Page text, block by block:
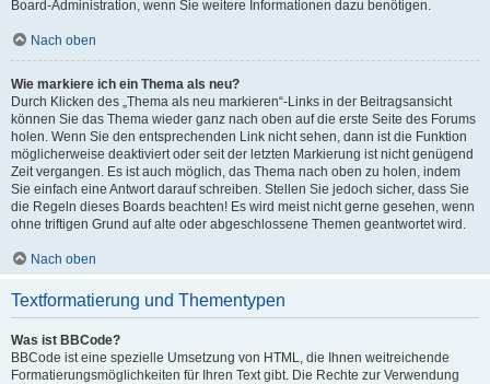
Board-Administration, wenn Sie weitere Informationen dazu benötigen.
Nach oben
Wie markiere ich ein Thema als neu?
Durch Klicken des „Thema als neu markieren“-Links in der Beitragsansicht
können Sie das Thema wieder ganz nach oben auf die erste Seite des Forums
holen. Wenn Sie den entsprechenden Link nicht sehen, dann ist die Funktion
möglicherweise deaktiviert oder seit der letzten Markierung ist nicht genügend
Zeit vergangen. Es ist auch möglich, das Thema nach oben zu holen, indem
Sie einfach eine Antwort darauf schreiben. Stellen Sie jedoch sicher, dass Sie
die Regeln dieses Boards beachten! Es wird meist nicht gerne gesehen, wenn
ohne triftigen Grund auf alte oder abgeschlossene Themen geantwortet wird.
Nach oben
Textformatierung und Thementypen
Was ist BBCode?
BBCode ist eine spezielle Umsetzung von HTML, die Ihnen weitreichende
Formatierungsmöglichkeiten für Ihren Text gibt. Die Rechte zur Verwendung